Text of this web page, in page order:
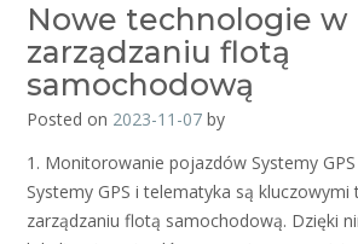
Nowe technologie w
zarządzaniu flotą
samochodową
Posted on 2023-11-07 by
1. Monitorowanie pojazdów Systemy
Systemy GPS i telematyka są
zarządzaniu flotą samochodową. Dzięki